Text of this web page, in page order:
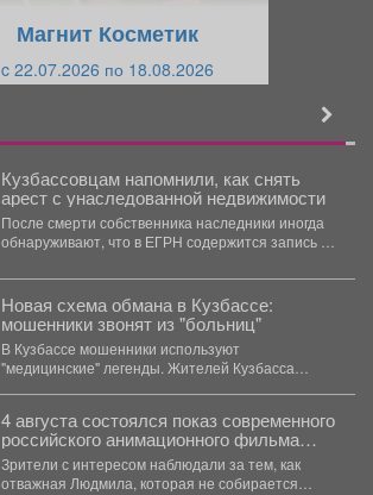
Магнит Косметик
c 22.07.2026 по 18.08.2026
Кузбассовцам напомнили, как снять
арест с унаследованной недвижимости
После смерти собственника наследники иногда
обнаруживают, что в ЕГРН содержится запись об
Новая схема обмана в Кузбассе:
мошенники звонят из "больниц"
В Кузбассе мошенники используют
"медицинские" легенды. Жителей Кузбасса
4 августа состоялся показ современного
российского анимационного фильма
«Руслан и Людмила. Больше, чем
сказка» (2023).
Зрители с интересом наблюдали за тем, как
отважная Людмила, которая не собирается